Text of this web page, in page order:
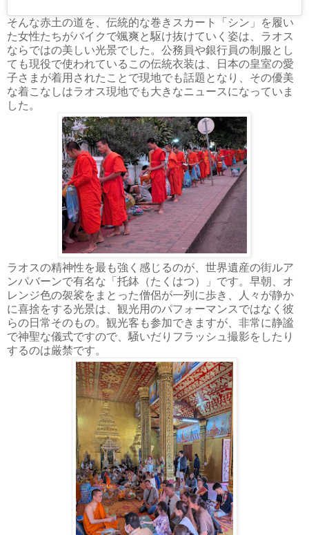
そんな赤土の道を、伝統的な巻きスカート「シン」を履い
た女性たちがバイクで颯爽と駆け抜けていく姿は、ラオス
ならではの美しい光景でした。公務員や銀行員の制服とし
ても現役で使われているこの伝統衣装は、日本の皇室の愛
子さまが着用されたことで現地でも話題となり、その優美
な着こなしはラオス現地でも大きなニュースになっていま
した。
ラオスの精神性を最も強く感じるのが、世界遺産の街ルア
ンパバーンで有名な「托鉢（たくはつ）」です。早朝、オ
レンジ色の袈裟をまとった僧侶が一列に歩き、人々が静か
に喜捨をする光景は、観光用のパフォーマンスではなく彼
らの日常そのもの。観光客も参加できますが、非常に静謐
で神聖な儀式ですので、騒いだりフラッシュ撮影をしたり
するのは厳禁です。